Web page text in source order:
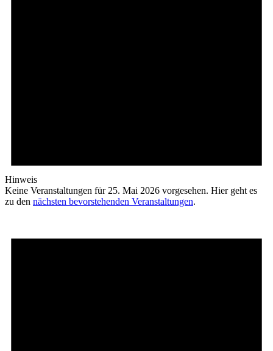
Hinweis
Keine Veranstaltungen für 25. Mai 2026 vorgesehen. Hier geht es
zu den nächsten bevorstehenden Veranstaltungen.